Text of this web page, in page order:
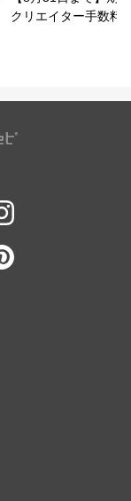
クリエイター手数料